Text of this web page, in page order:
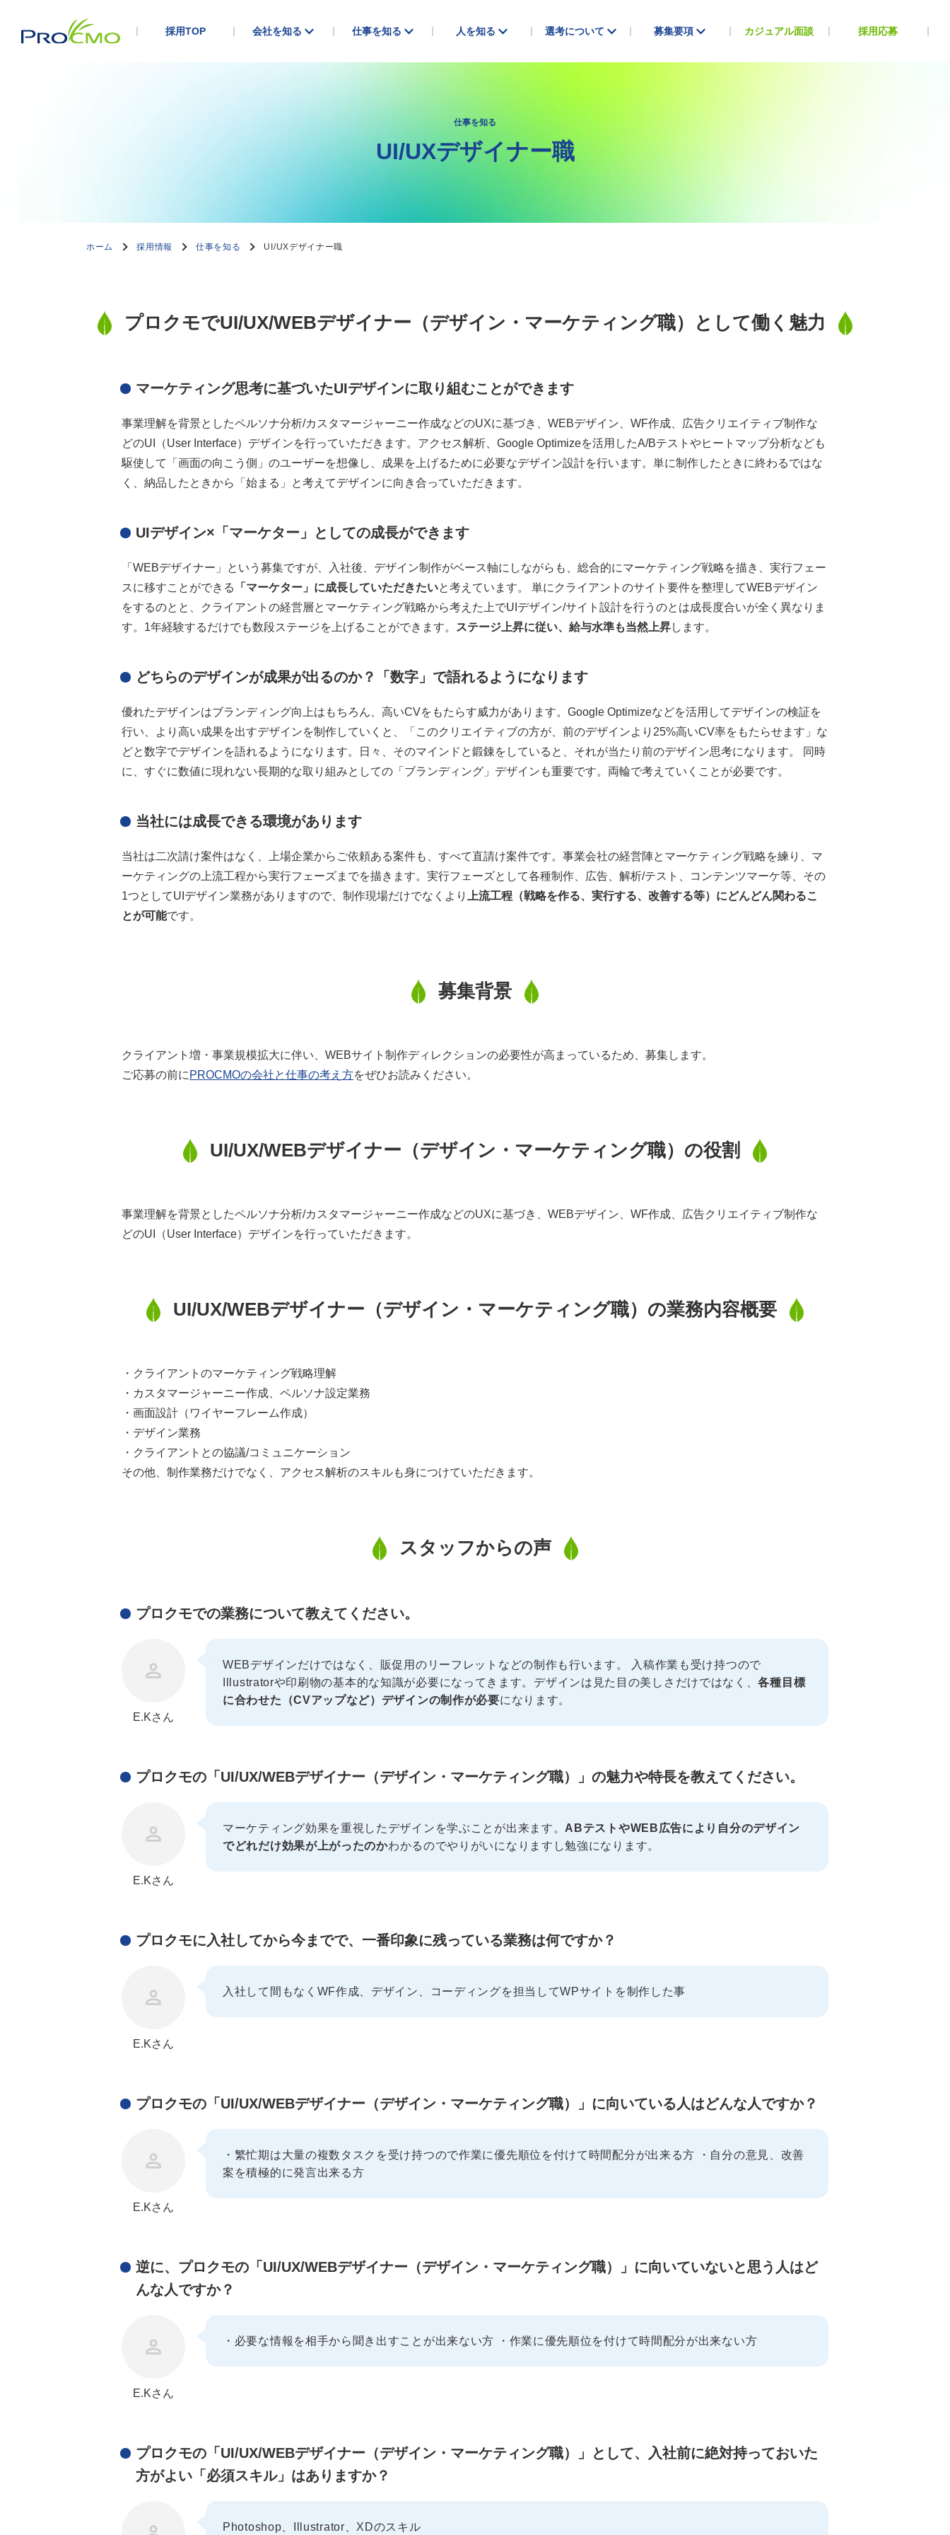
採用TOP 会社を知る
企業理念 会社と仕事の考え方
仕事を知る
広告運用エキスパート職 UI/UXデザイナー職
人を知る
Webディレクター S.A
選考について
選考プロセス
募集要項
広告運用エキスパート Webディレクター
UI/UXデザイナー フロントエンドエンジニア/コーダー
カジュアル面談 採用応募
仕事を知る
UI/UXデザイナー職
ホーム 採用情報 仕事を知る UI/UXデザイナー職
プロクモでUI/UX/WEBデザイナー（デザイン・マーケティング職）として働く魅力
マーケティング思考に基づいたUIデザインに取り組むことができます
事業理解を背景としたペルソナ分析/カスタマージャーニー作成などのUXに基づき、WEBデザイン、WF作成、広告クリエイティブ制作な
どのUI（User Interface）デザインを行っていただきます。アクセス解析、Google Optimizeを活用したA/Bテストやヒートマップ分析なども
駆使して「画面の向こう側」のユーザーを想像し、成果を上げるために必要なデザイン設計を行います。単に制作したときに終わるではな
く、納品したときから「始まる」と考えてデザインに向き合っていただきます。
UIデザイン×「マーケター」としての成長ができます
「WEBデザイナー」という募集ですが、入社後、デザイン制作がベース軸にしながらも、総合的にマーケティング戦略を描き、実行フェー
スに移すことができる
「マーケター」に成長していただきたいと考えています。 単にクライアントのサイト要件を整理してWEBデザイン
をするのとと、クライアントの経営層とマーケティング戦略から考えた上でUIデザイン/サイト設計を行うのとは成長度合いが全く異なりま
す。1年経験するだけでも数段ステージを上げることができます。
ステージ上昇に従い、給与水準も当然上昇します。
どちらのデザインが成果が出るのか？「数字」で語れるようになります
優れたデザインはブランディング向上はもちろん、高いCVをもたらす威力があります。Google Optimizeなどを活用してデザインの検証を
行い、より高い成果を出すデザインを制作していくと、「このクリエイティブの方が、前のデザインより25%高いCV率をもたらせます」な
どと数字でデザインを語れるようになります。日々、そのマインドと鍛錬をしていると、それが当たり前のデザイン思考になります。 同時
に、すぐに数値に現れない長期的な取り組みとしての「ブランディング」デザインも重要です。両輪で考えていくことが必要です。
当社には成長できる環境があります
当社は二次請け案件はなく、上場企業からご依頼ある案件も、すべて直請け案件です。事業会社の経営陣とマーケティング戦略を練り、マ
ーケティングの上流工程から実行フェーズまでを描きます。実行フェーズとして各種制作、広告、解析/テスト、コンテンツマーケ等、その
1つとしてUIデザイン業務がありますので、制作現場だけでなくより
上流工程（戦略を作る、実行する、改善する等）にどんどん関わるこ
とが可能です。
募集背景
クライアント増・事業規模拡大に伴い、WEBサイト制作ディレクションの必要性が高まっているため、募集します。
ご応募の前に PROCMOの会社と仕事の考え方をぜひお読みください。
UI/UX/WEBデザイナー（デザイン・マーケティング職）の役割
事業理解を背景としたペルソナ分析/カスタマージャーニー作成などのUXに基づき、WEBデザイン、WF作成、広告クリエイティブ制作な
どのUI（User Interface）デザインを行っていただきます。
UI/UX/WEBデザイナー（デザイン・マーケティング職）の業務内容概要
・クライアントのマーケティング戦略理解
・カスタマージャーニー作成、ペルソナ設定業務
・画面設計（ワイヤーフレーム作成）
・デザイン業務
・クライアントとの協議/コミュニケーション
その他、制作業務だけでなく、アクセス解析のスキルも身につけていただきます。
スタッフからの声
プロクモでの業務について教えてください。
E.Kさん
WEBデザインだけではなく、販促用のリーフレットなどの制作も行います。 入稿作業も受け持つので
Illustratorや印刷物の基本的な知識が必要になってきます。デザインは見た目の美しさだけではなく、各種目標
に合わせた（CVアップなど）デザインの制作が必要になります。
プロクモの「UI/UX/WEBデザイナー（デザイン・マーケティング職）」の魅力や特長を教えてください。
E.Kさん
マーケティング効果を重視したデザインを学ぶことが出来ます。 ABテストやWEB広告により自分のデザイン
でどれだけ効果が上がったのかわかるのでやりがいになりますし勉強になります。
プロクモに入社してから今までで、一番印象に残っている業務は何ですか？
E.Kさん
入社して間もなくWF作成、デザイン、コーディングを担当してWPサイトを制作した事
プロクモの「UI/UX/WEBデザイナー（デザイン・マーケティング職）」に向いている人はどんな人ですか？
E.Kさん
・繁忙期は大量の複数タスクを受け持つので作業に優先順位を付けて時間配分が出来る方 ・自分の意見、改善
案を積極的に発言出来る方
逆に、プロクモの「UI/UX/WEBデザイナー（デザイン・マーケティング職）」に向いていないと思う人はど
んな人ですか？
E.Kさん
・必要な情報を相手から聞き出すことが出来ない方 ・作業に優先順位を付けて時間配分が出来ない方
プロクモの「UI/UX/WEBデザイナー（デザイン・マーケティング職）」として、入社前に絶対持っておいた
方がよい「必須スキル」はありますか？
Photoshop、Illustrator、XDのスキル